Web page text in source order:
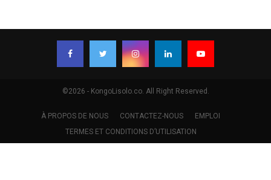
©2026 - KongoLisolo.co. All Right Reserved.
À PROPOS DE NOUS CONTACTEZ-NOUS
EMPLOI
TERMES ET CONDITIONS D’UTILISATION